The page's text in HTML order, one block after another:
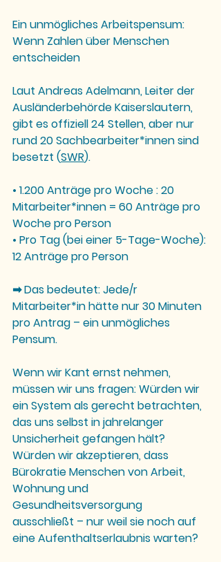
Ein unmögliches Arbeitspensum:
Wenn Zahlen über Menschen
entscheiden
Laut Andreas Adelmann, Leiter der
Ausländerbehörde Kaiserslautern,
gibt es offiziell 24 Stellen, aber nur
rund 20 Sachbearbeiter*innen sind
besetzt (SWR).
• 1.200 Anträge pro Woche : 20
Mitarbeiter*innen = 60 Anträge pro
Woche pro Person
• Pro Tag (bei einer 5-Tage-Woche):
12 Anträge pro Person
➡ Das bedeutet: Jede/r
Mitarbeiter*in hätte nur 30 Minuten
pro Antrag – ein unmögliches
Pensum.
Wenn wir Kant ernst nehmen,
müssen wir uns fragen: Würden wir
ein System als gerecht betrachten,
das uns selbst in jahrelanger
Unsicherheit gefangen hält?
Würden wir akzeptieren, dass
Bürokratie Menschen von Arbeit,
Wohnung und
Gesundheitsversorgung
ausschließt – nur weil sie noch auf
eine Aufenthaltserlaubnis warten?